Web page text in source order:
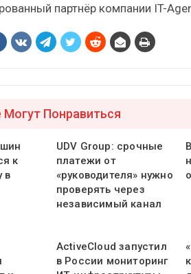
партнёр компании IT-
Понравиться
к
в
UDV Group: срочные
платежи от
«руководителя» нужно
проверять через
независимый канал
ActiveCloud запустил
в России мониторинг